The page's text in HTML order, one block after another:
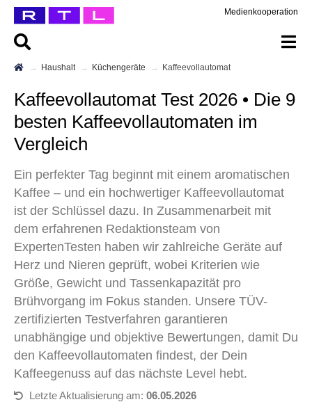
Medienkooperation
Haushalt Küchengeräte Kaffeevollautomat
Kaffeevollautomat Test 2026 • Die 9
besten Kaffeevollautomaten im
Vergleich
Ein perfekter Tag beginnt mit einem aromatischen
Kaffee – und ein hochwertiger Kaffeevollautomat
ist der Schlüssel dazu. In Zusammenarbeit mit
dem erfahrenen Redaktionsteam von
ExpertenTesten haben wir zahlreiche Geräte auf
Herz und Nieren geprüft, wobei Kriterien wie
Größe, Gewicht und Tassenkapazität pro
Brühvorgang im Fokus standen. Unsere TÜV-
zertifizierten Testverfahren garantieren
unabhängige und objektive Bewertungen, damit Du
den Kaffeevollautomaten findest, der Dein
Kaffeegenuss auf das nächste Level hebt.
Letzte Aktualisierung am: 06.05.2026